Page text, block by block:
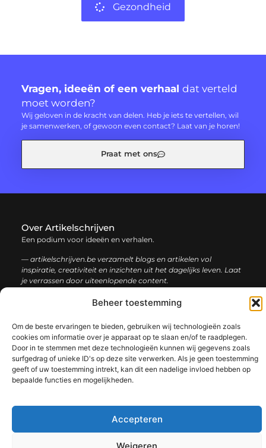
Beheer toestemming
Om de beste ervaringen te bieden, gebruiken wij technologieën zoals
cookies om informatie over je apparaat op te slaan en/of te raadplegen.
Door in te stemmen met deze technologieën kunnen wij gegevens zoals
surfgedrag of unieke ID's op deze site verwerken. Als je geen toestemming
geeft of uw toestemming intrekt, kan dit een nadelige invloed hebben op
bepaalde functies en mogelijkheden.
Accepteren
Weigeren
Gezondheid
Vragen, ideeën of een verhaal dat verteld
moet worden?
Wij geloven in de kracht van delen. Heb je iets te vertellen, wil
je samenwerken, of gewoon even contact? Laat van je horen!
Praat met ons
Over Artikelschrijven
Een podium voor ideeën en verhalen.
— artikelschrijven.be verzamelt blogs en artikelen vol
inspiratie, creativiteit en inzichten uit het dagelijks leven. Laat
je verrassen door uiteenlopende content.
informatie